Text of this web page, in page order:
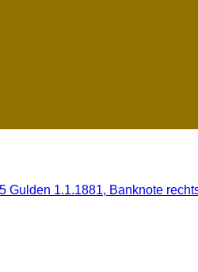
Gulden 1.1.1881, Banknote